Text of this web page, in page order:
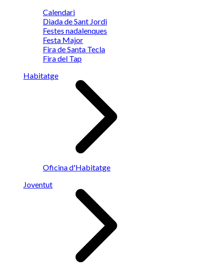
Calendari
Diada de Sant Jordi
Festes nadalenques
Festa Major
Fira de Santa Tecla
Fira del Tap
Habitatge
Oficina d'Habitatge
Joventut